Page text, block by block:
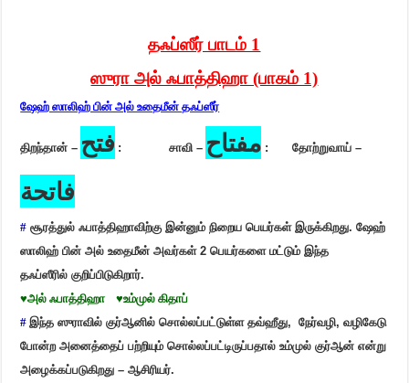
தஃப்ஸீர் பாடம் 1
ஸுரா அல் ஃபாத்திஹா (பாகம் 1)
ஷேஹ் ஸாலிஹ் பின் அல் உதைமீன் தஃப்ஸீர்
திறந்தான் – فتح : சாவி – مفتاح : தோற்றுவாய் –
فاتحة
# சூரத்துல் ஃபாத்திஹாவிற்கு இன்னும் நிறைய பெயர்கள் இருக்கிறது. ஷேஹ்
ஸாலிஹ் பின் அல் உதைமீன் அவர்கள்2பெயர்களை மட்டும் இந்த
தஃப்ஸீரில் குறிப்பிடுகிறார்.
♥️அல் ஃபாத்திஹா♥️உம்முல் கிதாப்
#இந்த ஸுராவில் குர்ஆனில் சொல்லப்பட்டுள்ள தவ்ஹீது, நேர்வழி,வழிகேடு
போன்ற அனைத்தைப் பற்றியும் சொல்லப்பட்டிருப்பதால் உம்முல் குர்ஆன் என்று
அழைக்கப்படுகிறது – ஆசிரியர்.